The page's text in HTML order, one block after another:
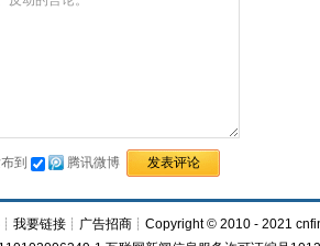
到 腾讯微博
┊ 我要链接┊ 广告招商┊Copyright © 2010 - 2021